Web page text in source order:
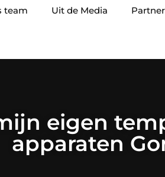
team Uit de Media
eigen
apparaten